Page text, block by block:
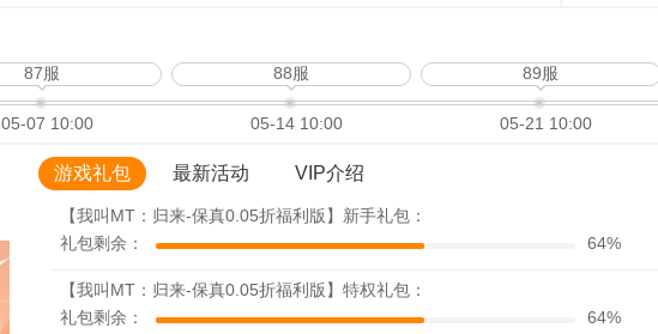
87服
05-07 10:00
88服
05-14 10:00
89服
05-21 10:00
游戏礼包 最新活动 VIP介绍
【我叫MT：归来-保真0.05折福利版】新手礼包：
礼包剩余：
64%
【我叫MT：归来-保真0.05折福利版】特权礼包：
礼包剩余：
64%